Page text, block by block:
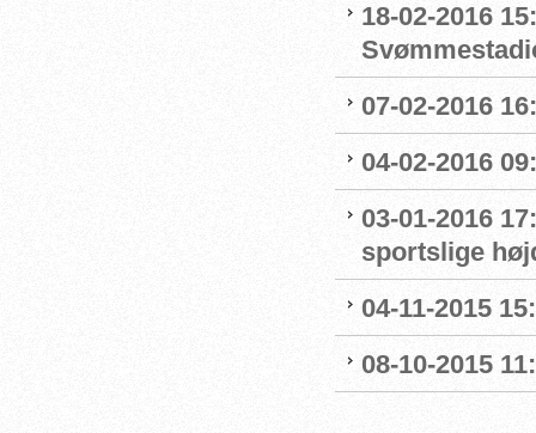
18-02-2016
07-02-2016
04-02-2016
03-01-2016
sportslige
04-11-2015
08-10-2015